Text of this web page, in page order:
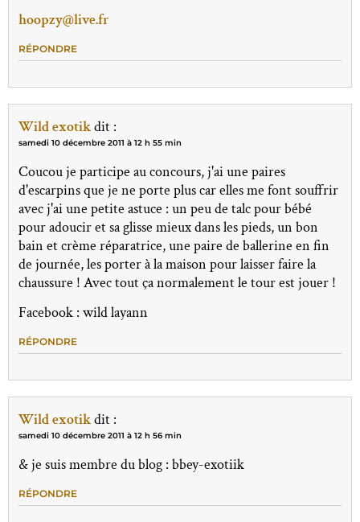
hoopzy@live.fr
RÉPONDRE
Wild exotikdit :
samedi 10 décembre 2011 à 12 h 55 min
Coucou je participe au concours, j'ai une paires
d'escarpins que je ne porte plus car elles me font souffrir
avec j'ai une petite astuce : un peu de talc pour bébé
pour adoucir et sa glisse mieux dans les pieds, un bon
bain et crème réparatrice, une paire de ballerine en fin
de journée, les porter à la maison pour laisser faire la
chaussure ! Avec tout ça normalement le tour est jouer !
Facebook : wild layann
RÉPONDRE
Wild exotikdit :
samedi 10 décembre 2011 à 12 h 56 min
& je suis membre du blog : bbey-exotiik
RÉPONDRE